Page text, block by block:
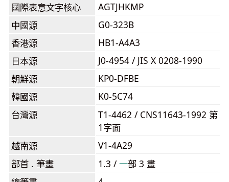
國際表意文字核心
AGTJHKMP
中國源
G0-323B
香港源
HB1-A4A3
日本源
J0-4954 / JIS X 0208-1990
朝鮮源
KP0-DFBE
韓國源
K0-5C74
台灣源
T1-4462 / CNS11643-1992 第
1字面
越南源
V1-4A29
部首 . 筆畫
1.3 /⼀部 3 畫